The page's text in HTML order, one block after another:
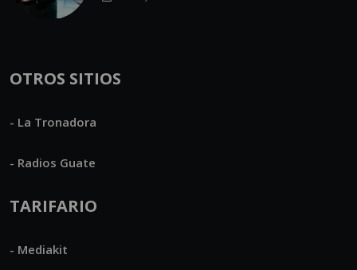
OTROS SITIOS
- La Tronadora
- Radios Guate
TARIFARIO
- Mediakit